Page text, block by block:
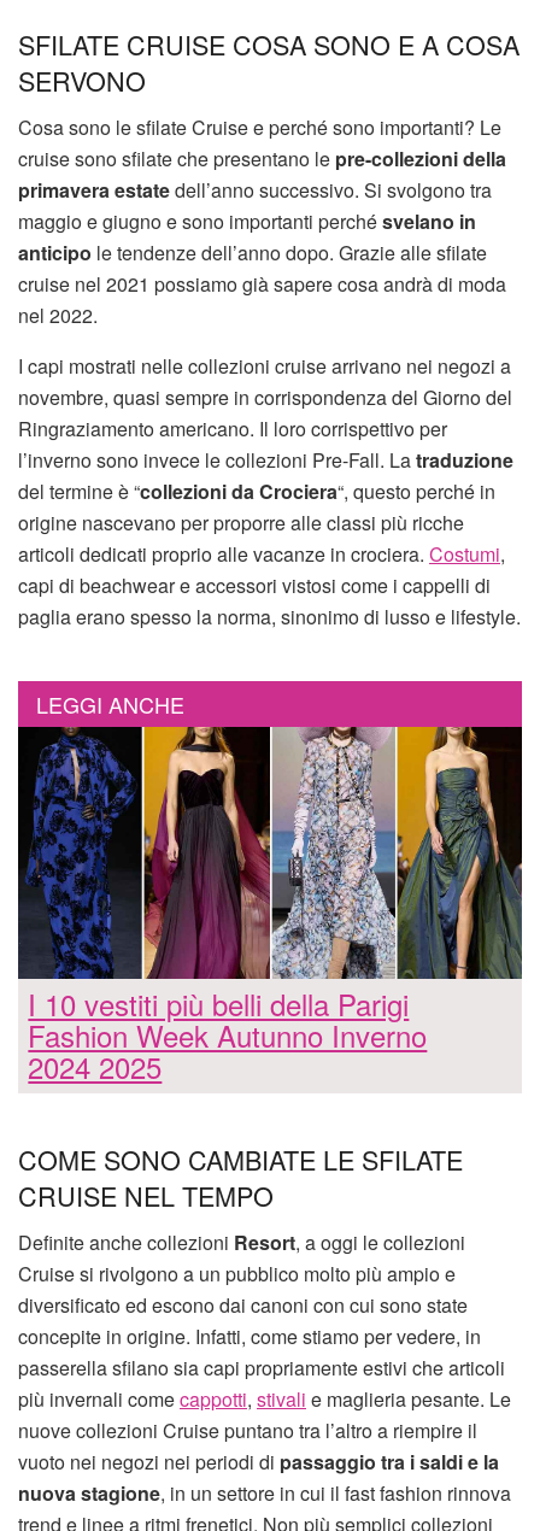
SFILATE CRUISE COSA SONO E A COSA
SERVONO
Cosa sono le sfilate Cruise e perché sono importanti? Le
cruise sono sfilate che presentano le pre-collezionidella
primavera estatedell’anno successivo. Si svolgono tra
maggio e giugno e sono importanti perchésvelano in
anticipo le tendenze dell’anno dopo. Grazie alle sfilate
cruise nel 2021 possiamo già sapere cosa andrà di moda
nel 2022.
I capi mostrati nelle collezioni cruise arrivano nei negozi a
novembre, quasi sempre in corrispondenza del Giorno del
Ringraziamento americano. Il loro corrispettivo per
l’inverno sono invece le collezioni Pre-Fall. Latraduzione
del termine è “collezioni da Crociera“, questo perché in
origine nascevano per proporre alle classi più ricche
articoli dedicati proprio alle vacanze in crociera. Costumi,
capi di beachwear e accessori vistosi come i cappelli di
paglia erano spesso la norma, sinonimo di lusso e lifestyle.
LEGGI ANCHE
I 10 vestiti più belli della Parigi
Fashion Week Autunno Inverno
2024 2025
COME SONO CAMBIATE LE SFILATE
CRUISE NEL TEMPO
Definite anche collezioni Resort, a oggi le collezioni
Cruise si rivolgono a un pubblico molto più ampio e
diversificato ed escono dai canoni con cui sono state
concepite in origine. Infatti, come stiamo per vedere, in
passerella sfilano sia capi propriamente estivi che articoli
più invernali comecappotti, stivali e maglieria pesante. Le
nuove collezioni Cruise puntano tra l’altro a riempire il
vuoto nei negozi nei periodi di passaggio tra i saldi e la
nuova stagione, in un settore in cui il fast fashion rinnova
trend e linee a ritmi frenetici. Non più semplici collezioni